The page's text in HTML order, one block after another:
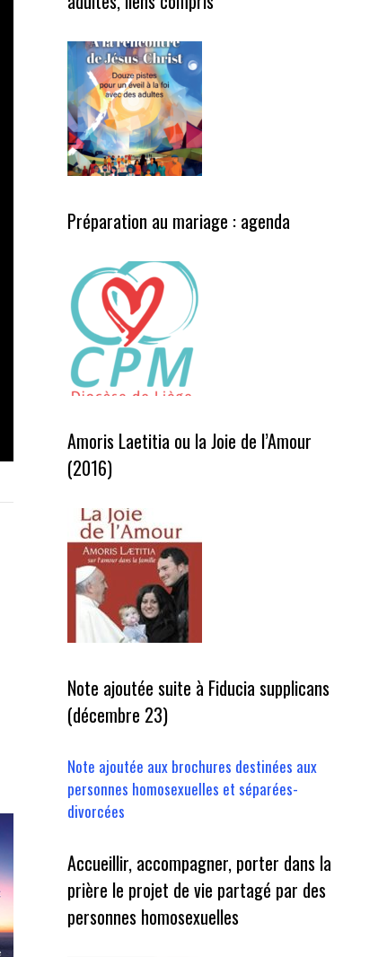
Préparation au mariage : agenda
Amoris Laetitia ou la Joie de l’Amour
(2016)
Note ajoutée suite à Fiducia supplicans
(décembre 23)
Note ajoutée aux brochures destinées aux
personnes homosexuelles et séparées-
divorcées
Accueillir, accompagner, porter dans la
prière le projet de vie partagé par des
personnes homosexuelles